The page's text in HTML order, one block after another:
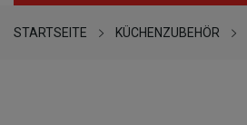
STARTSEITE KÜCHENZUBEHÖR